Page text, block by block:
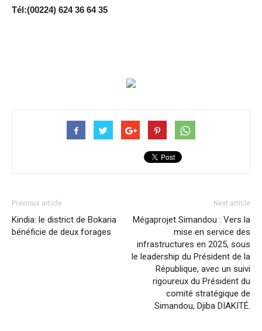
Tél:(00224) 624 36 64 35
Previous article
Kindia: le district de Bokaria
bénéficie de deux forages
Next article
Mégaprojet Simandou : Vers la
mise en service des
infrastructures en 2025, sous
le leadership du Président de la
République, avec un suivi
rigoureux du Président du
comité stratégique de
Simandou, Djiba DIAKITÉ.